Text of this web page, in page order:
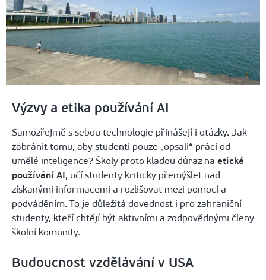
Výzvy a etika používání AI
Samozřejmě s sebou technologie přinášejí i otázky. Jak
zabránit tomu, aby studenti pouze „opsali“ práci od
umělé inteligence? Školy proto kladou důraz na etické
používání AI, učí studenty kriticky přemýšlet nad
získanými informacemi a rozlišovat mezi pomocí a
podváděním. To je důležitá dovednost i pro zahraniční
studenty, kteří chtějí být aktivními a zodpovědnými členy
školní komunity.
Budoucnost vzdělávání v USA